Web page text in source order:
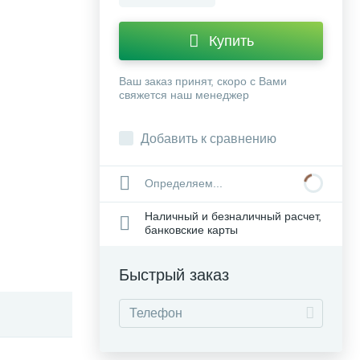
Купить
Ваш заказ принят, скоро с Вами
свяжется наш менеджер
Добавить к сравнению
Определяем...
Наличный и безналичный расчет,
банковские карты
Быстрый заказ